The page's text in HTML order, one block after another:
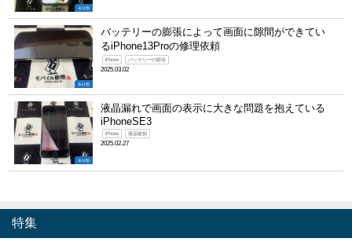
未分類
未分類
バッテリーの膨張によって画面に隙間ができてい
るiPhone13Proの修理依頼
iPhone バッテリーの膨張
2025.03.02
未分類
液晶漏れで画面の表示に大きな問題を抱えている
iPhoneSE3
iPhone 液晶破損
2025.02.27
特集